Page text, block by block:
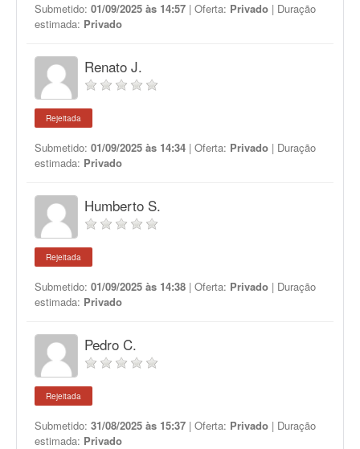
Submetido: 01/09/2025 às 14:57 | Oferta: Privado | Duração
estimada: Privado
Renato J.
Rejeitada
Submetido: 01/09/2025 às 14:34 | Oferta: Privado | Duração
estimada: Privado
Humberto S.
Rejeitada
Submetido: 01/09/2025 às 14:38 | Oferta: Privado | Duração
estimada: Privado
Pedro C.
Rejeitada
Submetido: 31/08/2025 às 15:37 | Oferta: Privado | Duração
estimada: Privado